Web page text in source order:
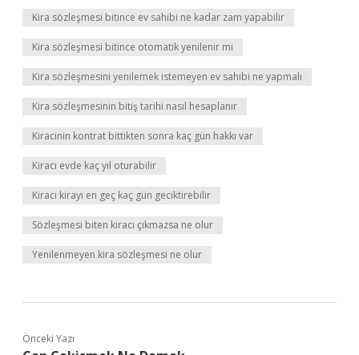
Kira sözleşmesi bitince ev sahibi ne kadar zam yapabilir
Kira sözleşmesi bitince otomatik yenilenir mi
Kira sözleşmesini yenilemek istemeyen ev sahibi ne yapmalı
Kira sözleşmesinin bitiş tarihi nasıl hesaplanır
Kiracinin kontrat bittikten sonra kaç gün hakkı var
Kiracı evde kaç yıl oturabilir
Kiracı kirayı en geç kaç gün geciktirebilir
Sözleşmesi biten kiracı çıkmazsa ne olur
Yenilenmeyen kira sözleşmesi ne olur
Önceki Yazı